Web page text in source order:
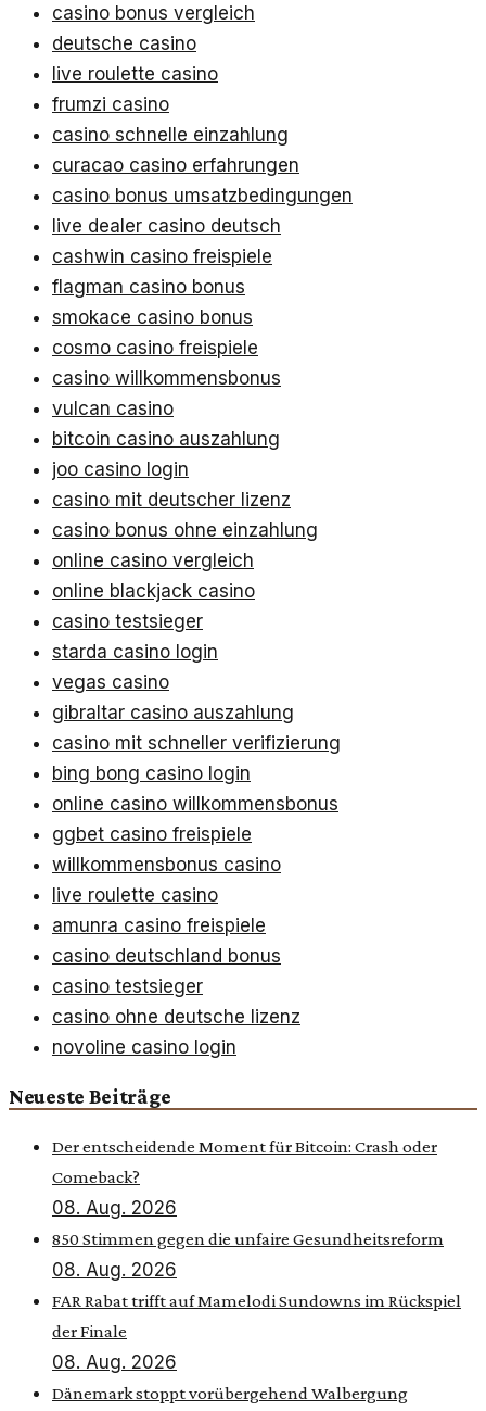
casino bonus vergleich
deutsche casino
live roulette casino
frumzi casino
casino schnelle einzahlung
curacao casino erfahrungen
casino bonus umsatzbedingungen
live dealer casino deutsch
cashwin casino freispiele
flagman casino bonus
smokace casino bonus
cosmo casino freispiele
casino willkommensbonus
vulcan casino
bitcoin casino auszahlung
joo casino login
casino mit deutscher lizenz
casino bonus ohne einzahlung
online casino vergleich
online blackjack casino
casino testsieger
starda casino login
vegas casino
gibraltar casino auszahlung
casino mit schneller verifizierung
bing bong casino login
online casino willkommensbonus
ggbet casino freispiele
willkommensbonus casino
live roulette casino
amunra casino freispiele
casino deutschland bonus
casino testsieger
casino ohne deutsche lizenz
novoline casino login
Neueste Beiträge
Der entscheidende Moment für Bitcoin: Crash oder
Comeback?
08. Aug. 2026
850 Stimmen gegen die unfaire Gesundheitsreform
08. Aug. 2026
FAR Rabat trifft auf Mamelodi Sundowns im Rückspiel
der Finale
08. Aug. 2026
Dänemark stoppt vorübergehend Walbergung